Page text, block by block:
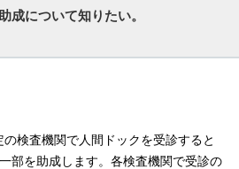
成について知りたい。
検査機関で人間ドックを受診すると
部を助成します。各検査機関で受診の